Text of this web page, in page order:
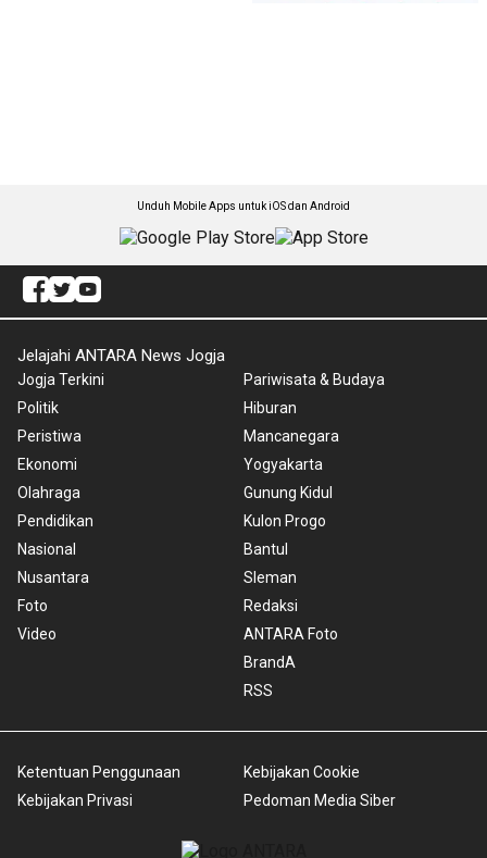
Unduh Mobile Apps untuk iOS dan Android
Jelajahi ANTARA News Jogja
Jogja Terkini
Politik
Peristiwa
Ekonomi
Olahraga
Pendidikan
Nasional
Nusantara
Foto
Video
Pariwisata & Budaya
Hiburan
Mancanegara
Yogyakarta
Gunung Kidul
Kulon Progo
Bantul
Sleman
Redaksi
ANTARA Foto
BrandA
RSS
Ketentuan Penggunaan
Kebijakan Privasi
Kebijakan Cookie
Pedoman Media Siber